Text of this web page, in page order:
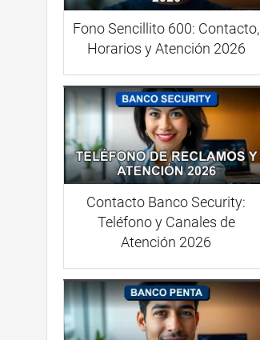
Fono Sencillito 600: Contacto,
Horarios y Atención 2026
Contacto Banco Security:
Teléfono y Canales de
Atención 2026